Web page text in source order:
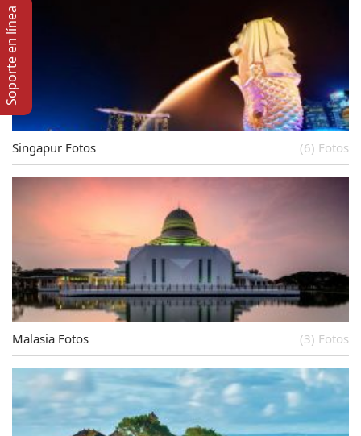
Singapur Fotos (6) Fotos
Malasia Fotos (3) Fotos
Soporte en lí­nea